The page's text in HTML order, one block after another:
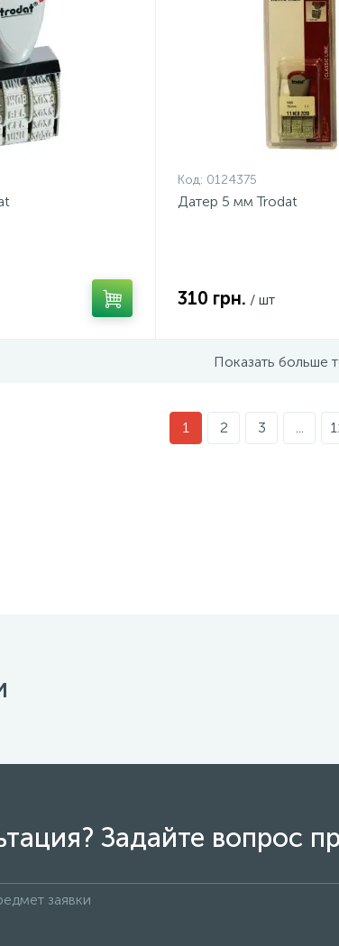
Код: 0124375
Датер 5 мм Trodat
310 грн. / шт
Показать больше
1 2 3 ...
Задайте вопрос